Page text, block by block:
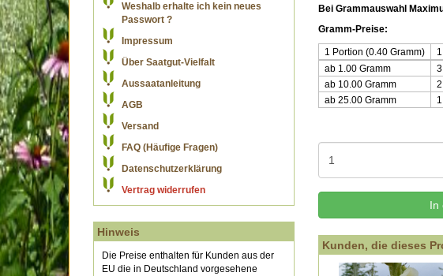
Weshalb erhalte ich kein neues
Passwort ?
Impressum
Über Saatgut-Vielfalt
Aussaatanleitung
AGB
Versand
FAQ (Häufige Fragen)
Datenschutzerklärung
Vertrag widerrufen
Hinweis
Die Preise enthalten für Kunden aus der
EU die in Deutschland vorgesehene
Bei Grammauswahl
Gramm-Preise:
1 Portion (0.40 Gramm)
ab 1.00 Gramm
ab 10.00 Gramm
ab 25.00 Gramm
Kunden, die dieses